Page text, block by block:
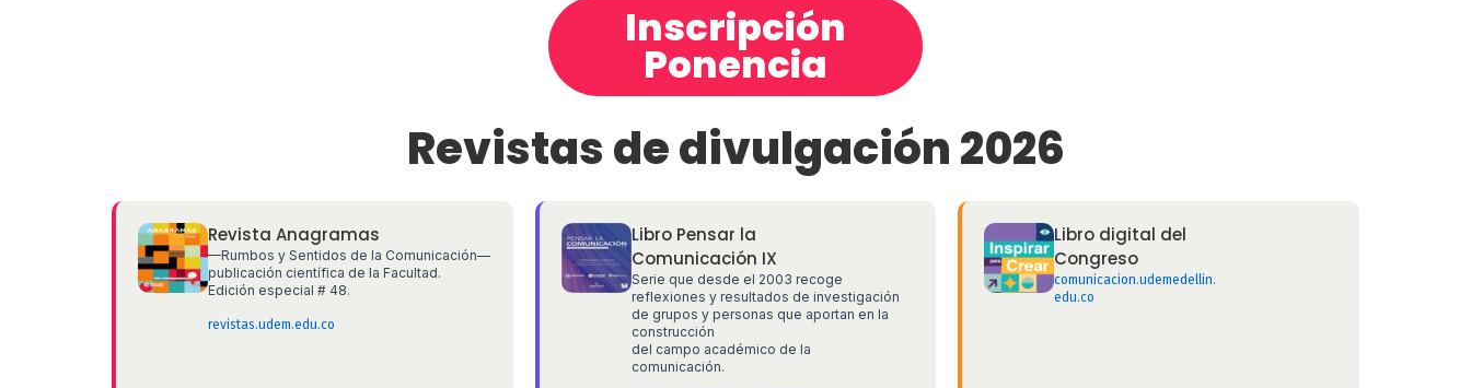
Inscripción
Ponencia
Revistas de divulgación 2026
Revista Anagramas
—Rumbos y Sentidos de la Comunicación—
publicación científica de la Facultad.
Edición especial # 48.
revistas.udem.edu.co
Libro Pensar la
Comunicación IX
Serie que desde el 2003 recoge
reflexiones y resultados de investigación
de grupos y personas que aportan en la
construcción
del campo académico de la
comunicación.
Libro digital del
Congreso
comunicacion.udemedellin.
edu.co